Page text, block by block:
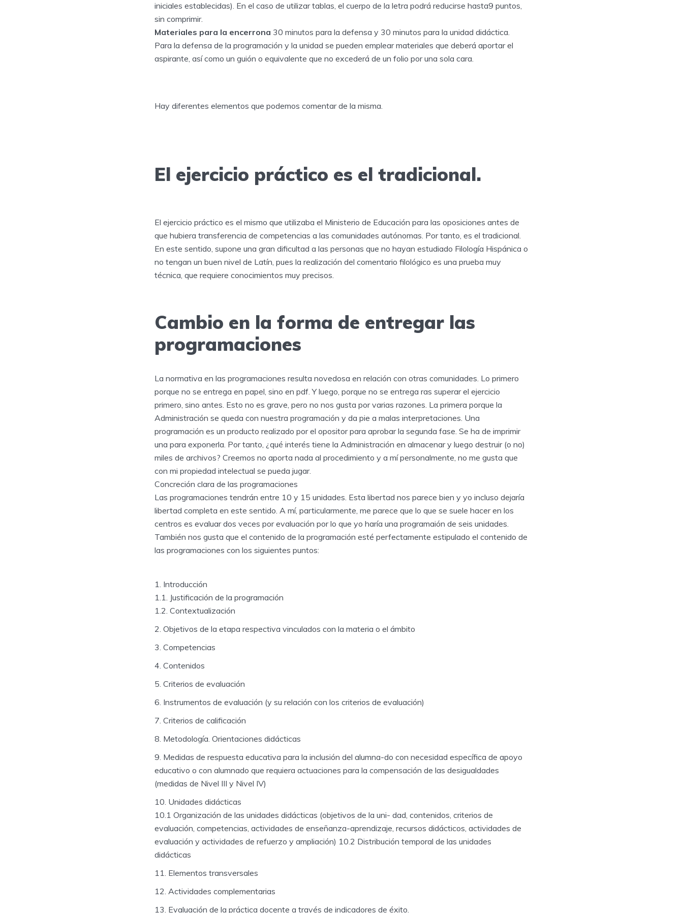
iniciales establecidas). En el caso de utilizar tablas, el cuerpo de la letra podrá reducirse hasta9 puntos,
sin comprimir.
Materiales para la encerrona 30 minutos para la defensa y 30 minutos para la unidad didáctica.
Para la defensa de la programación y la unidad se pueden emplear materiales que deberá aportar el
aspirante, así como un guión o equivalente que no excederá de un folio por una sola cara.
Hay diferentes elementos que podemos comentar de la misma.
El ejercicio práctico es el tradicional.
El ejercicio práctico es el mismo que utilizaba el Ministerio de Educación para las oposiciones antes de
que hubiera transferencia de competencias a las comunidades autónomas. Por tanto, es el tradicional.
En este sentido, supone una gran dificultad a las personas que no hayan estudiado Filología Hispánica o
no tengan un buen nivel de Latín, pues la realización del comentario filológico es una prueba muy
técnica, que requiere conocimientos muy precisos.
Cambio en la forma de entregar las
programaciones
La normativa en las programaciones resulta novedosa en relación con otras comunidades. Lo primero
porque no se entrega en papel, sino en pdf. Y luego, porque no se entrega ras superar el ejercicio
primero, sino antes. Esto no es grave, pero no nos gusta por varias razones. La primera porque la
Administración se queda con nuestra programación y da pie a malas interpretaciones. Una
programación es un producto realizado por el opositor para aprobar la segunda fase. Se ha de imprimir
una para exponerla. Por tanto, ¿qué interés tiene la Administración en almacenar y luego destruir (o no)
miles de archivos? Creemos no aporta nada al procedimiento y a mí personalmente, no me gusta que
con mi propiedad intelectual se pueda jugar.
Concreción clara de las programaciones
Las programaciones tendrán entre 10 y 15 unidades. Esta libertad nos parece bien y yo incluso dejaría
libertad completa en este sentido. A mí, particularmente, me parece que lo que se suele hacer en los
centros es evaluar dos veces por evaluación por lo que yo haría una programaión de seis unidades.
También nos gusta que el contenido de la programación esté perfectamente estipulado el contenido de
las programaciones con los siguientes puntos:
Introducción
1.1. Justificación de la programación
1.2. Contextualización
Objetivos de la etapa respectiva vinculados con la materia o el ámbito
Competencias
Contenidos
Criterios de evaluación
Instrumentos de evaluación (y su relación con los criterios de evaluación)
Criterios de calificación
Metodología. Orientaciones didácticas
Medidas de respuesta educativa para la inclusión del alumna-do con necesidad específica de apoyo
educativo o con alumnado que requiera actuaciones para la compensación de las desigualdades
(medidas de Nivel III y Nivel IV)
Unidades didácticas
10.1 Organización de las unidades didácticas (objetivos de la uni- dad, contenidos, criterios de
evaluación, competencias, actividades de enseñanza-aprendizaje, recursos didácticos, actividades de
evaluación y actividades de refuerzo y ampliación) 10.2 Distribución temporal de las unidades
didácticas
Elementos transversales
Actividades complementarias
Evaluación de la práctica docente a través de indicadores de éxito.